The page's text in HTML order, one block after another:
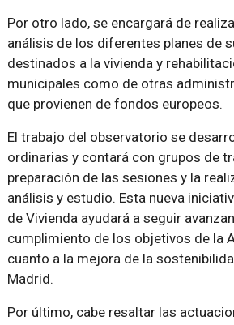
Por otro lado, se encargará de
análisis de los diferentes planes de
destinados a la vivienda y
municipales como de otras
que provienen de fondos europeos.
El trabajo del observatorio se
ordinarias y contará con grupos de
preparación de las sesiones y la
análisis y estudio. Esta nueva
de Vivienda ayudará a seguir
cumplimiento de los objetivos de la
cuanto a la mejora de la
Madrid.
Por último, cabe resaltar las